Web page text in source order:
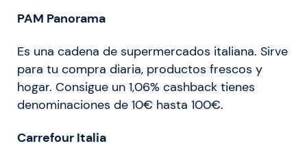
PAM Panorama
Es una cadena de supermercados italiana. Sirve
para tu compra diaria, productos frescos y
hogar. Consigue un 1,06% cashback tienes
denominaciones de 10€ hasta 100€.
Carrefour Italia